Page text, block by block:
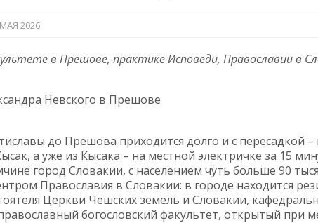
2026
в Прешове, практике Исповеди, Православии в
Невского в Прешове
до Прешова приходится долго и с пересадкой
а уже из Кысака – на местной электричке за 15
город Словакии, с населением чуть больше 90
Православия в Словакии: в городе находится
Церкви Чешских земель и Словакии,
богословский факультет, открытый при